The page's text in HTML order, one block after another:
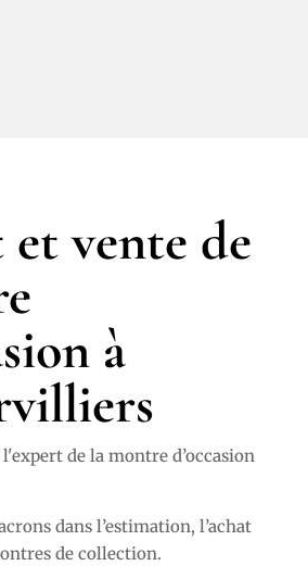
vente de
à
de la montre d’occasion
dans l’estimation, l’achat
de collection.